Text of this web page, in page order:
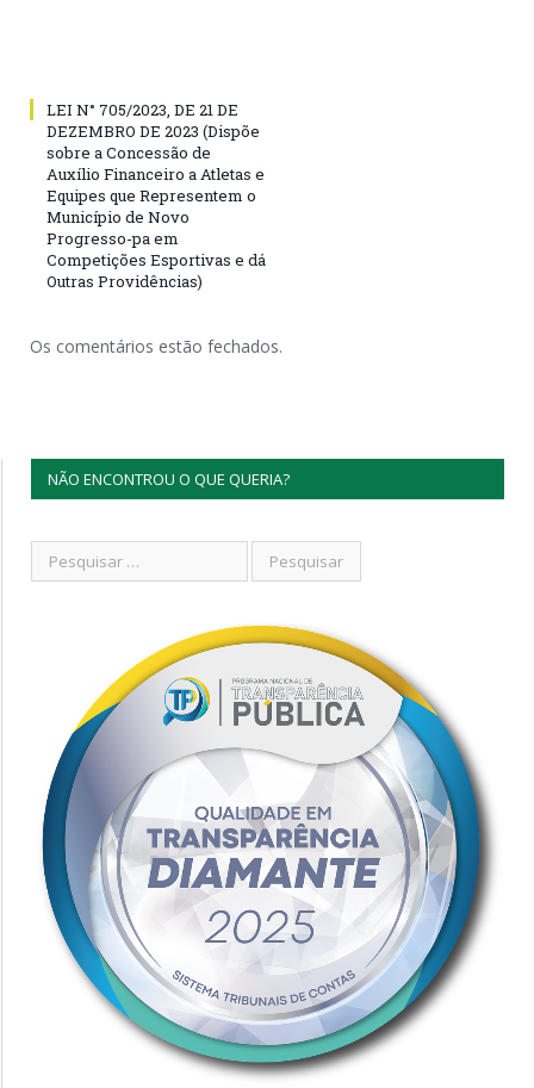
LEI N° 705/2023, DE 21 DE
DEZEMBRO DE 2023 (Dispõe
sobre a Concessão de
Auxílio Financeiro a Atletas e
Equipes que Representem o
Município de Novo
Progresso-pa em
Competições Esportivas e dá
Outras Providências)
Os comentários estão fechados.
NÃO ENCONTROU O QUE QUERIA?